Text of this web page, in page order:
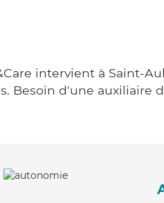
intervient à Saint-
Besoin d'une auxiliaire